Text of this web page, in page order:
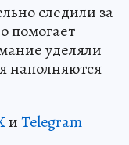
следили за
помогает
уделяли
наполняются
иTelegram